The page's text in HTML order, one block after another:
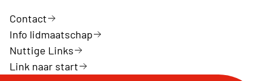
Contact
Info lidmaatschap
Nuttige Links
Link naar start